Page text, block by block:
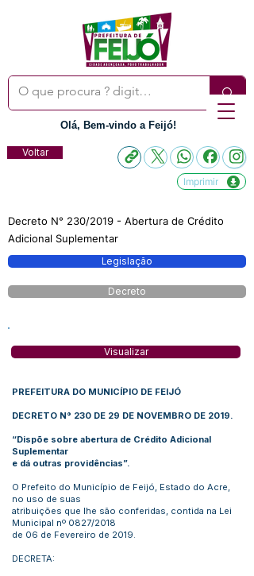
Olá, Bem-vindo a Feijó!
Voltar
Imprimir
Decreto N° 230/2019 - Abertura de Crédito
Adicional Suplementar
Legislação
Decreto
Visualizar
PREFEITURA DO MUNICÍPIO DE FEIJÓ
DECRETO N° 230 DE 29 DE NOVEMBRO DE 2019.
“Dispõe sobre abertura de Crédito Adicional
Suplementar
e dá outras providências”.
O Prefeito do Município de Feijó, Estado do Acre,
no uso de suas
atribuições que lhe são conferidas, contida na Lei
Municipal nº 0827/2018
de 06 de Fevereiro de 2019.
DECRETA: